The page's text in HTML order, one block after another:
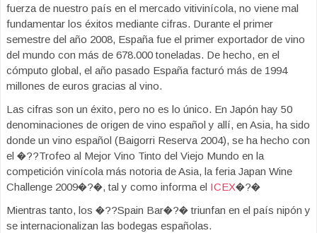
fuerza de nuestro país en el mercado vitivinícola, no viene mal
fundamentar los éxitos mediante cifras. Durante el primer
semestre del año 2008, España fue el primer exportador de vino
del mundo con más de 678.000 toneladas. De hecho, en el
cómputo global, el año pasado España facturó más de 1994
millones de euros gracias al vino.
Las cifras son un éxito, pero no es lo único. En Japón hay 50
denominaciones de origen de vino español y allí, en Asia, ha sido
donde un vino español (Baigorri Reserva 2004), se ha hecho con
el �??Trofeo al Mejor Vino Tinto del Viejo Mundo en la
competición vinícola más notoria de Asia, la feria Japan Wine
Challenge 2009�?�, tal y como informa el ICEX�?�
Mientras tanto, los �??Spain Bar�?� triunfan en el país nipón y
se internacionalizan las bodegas españolas.